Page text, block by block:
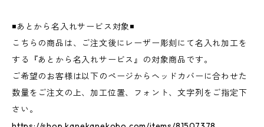
◾️あとから名入れサービス対象◾️
こちらの商品は、ご注文後にレーザー彫刻にて名入れ加工を
する『あとから名入れサービス』の対象商品です。
ご希望のお客様は以下のページからヘッドカバーに合わせた
数量をご注文の上、加工位置、フォント、文字列をご指定下
さい。